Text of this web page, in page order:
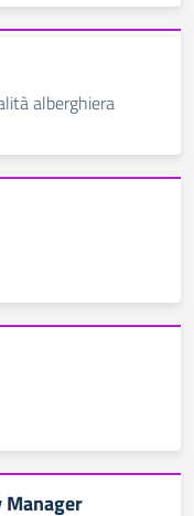
alberghiera